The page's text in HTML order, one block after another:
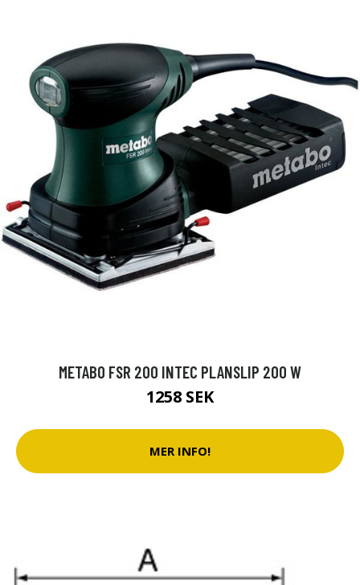
METABO FSR 200 INTEC PLANSLIP 200 W
1258 SEK
MER INFO!